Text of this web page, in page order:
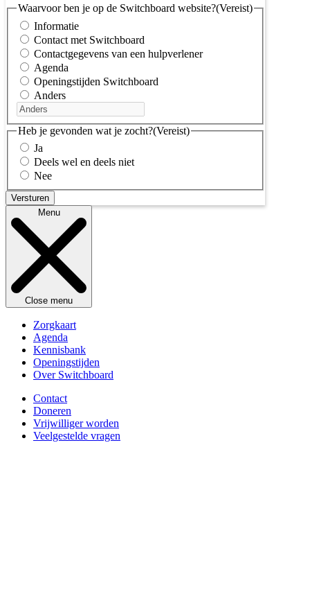
Waarvoor ben je op de Switchboard website?(Vereist)
Informatie
Contact met Switchboard
Contactgegevens van een hulpverlener
Agenda
Openingstijden Switchboard
Anders
Heb je gevonden wat je zocht?(Vereist)
Ja
Deels wel en deels niet
Nee
Menu
Close menu
Zorgkaart
Agenda
Kennisbank
Openingstijden
Over Switchboard
Contact
Doneren
Vrijwilliger worden
Veelgestelde vragen